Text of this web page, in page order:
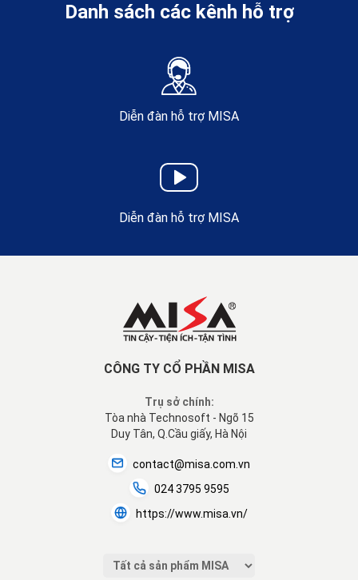
Danh sách các kênh hỗ trợ
Diễn đàn hỗ trợ MISA
Diễn đàn hỗ trợ MISA
CÔNG TY CỔ PHẦN MISA
Trụ sở chính:
Tòa nhà Technosoft - Ngõ 15
Duy Tân, Q.Cầu giấy, Hà Nội
contact@misa.com.vn
024 3795 9595
https://www.misa.vn/